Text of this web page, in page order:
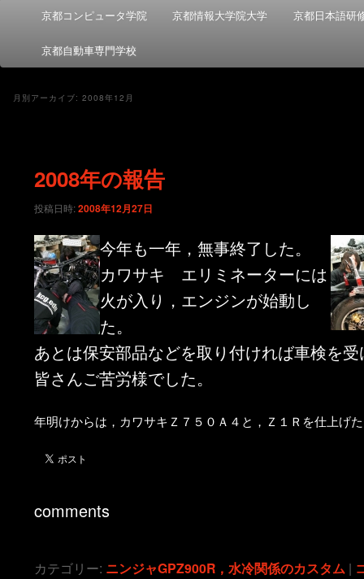
メ
メ
イ
ン
ン
テ
ン
ツ
へ
移
動
サ
ブ
コ
テ
ン
ツ
へ
移
動
京都コンピュータ学院 京都情報大学院大学 京都日本語研
京都自動車専門学校
月別アーカイブ:2008年12月
2008年の報告
投稿日時:2008年12月27日
今年も一年，無事終了した。
カワサキ エリミネーターには
火が入り，エンジンが始動し
た。
あとは保安部品などを取り付ければ車検を
皆さんご苦労様でした。
年明けからは，カワサキＺ７５０Ａ４と，Ｚ１Ｒを仕上げ
comments
カテゴリー: ニンジャGPZ900R，水冷関係のカスタム |